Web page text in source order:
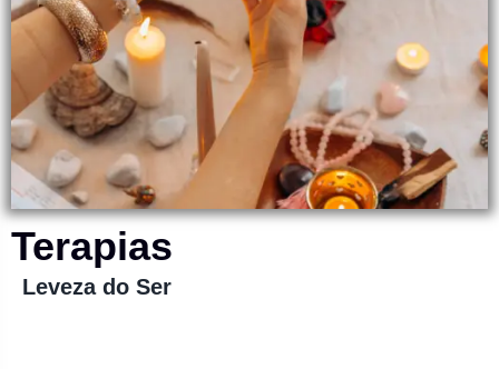
Terapias
Leveza do Ser